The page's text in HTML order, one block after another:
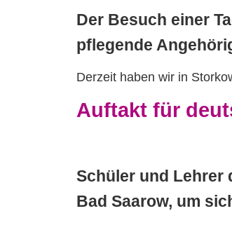
Der Besuch einer
pflegende
Derzeit haben wir in
Auftakt für
Schüler und Lehrer
Bad Saarow, um